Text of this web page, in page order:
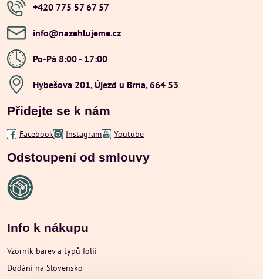
+420 775 57 67 57
info​@nazehlujeme​.cz
Po-Pá 8:00 - 17:00
Hybešova 201, Újezd u Brna, 664 53
Přidejte se k nám
Facebook Instagram Youtube
Odstoupení od smlouvy
Info k nákupu
Vzorník barev a typů folií
Dodání na Slovensko